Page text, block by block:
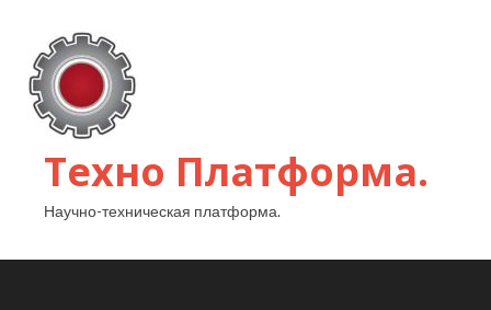
Техно Платформа.
Научно-техническая платформа.